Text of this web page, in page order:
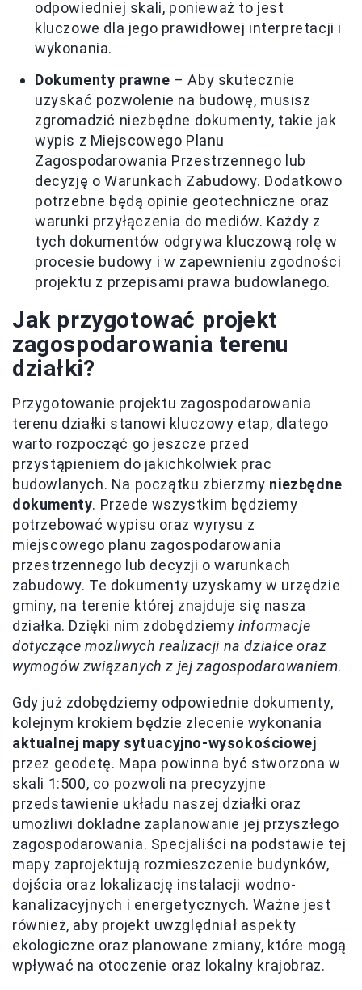
odpowiedniej skali, ponieważ to jest
kluczowe dla jego prawidłowej interpretacji i
wykonania.
Dokumenty prawne – Aby skutecznie
uzyskać pozwolenie na budowę, musisz
zgromadzić niezbędne dokumenty, takie jak
wypis z Miejscowego Planu
Zagospodarowania Przestrzennego lub
decyzję o Warunkach Zabudowy. Dodatkowo
potrzebne będą opinie geotechniczne oraz
warunki przyłączenia do mediów. Każdy z
tych dokumentów odgrywa kluczową rolę w
procesie budowy i w zapewnieniu zgodności
projektu z przepisami prawa budowlanego.
Jak przygotować projekt
zagospodarowania terenu
działki?
Przygotowanie projektu zagospodarowania
terenu działki stanowi kluczowy etap, dlatego
warto rozpocząć go jeszcze przed
przystąpieniem do jakichkolwiek prac
budowlanych. Na początku zbierzmy niezbędne
dokumenty. Przede wszystkim będziemy
potrzebować wypisu oraz wyrysu z
miejscowego planu zagospodarowania
przestrzennego lub decyzji o warunkach
zabudowy. Te dokumenty uzyskamy w urzędzie
gminy, na terenie której znajduje się nasza
działka. Dzięki nim zdobędziemyinformacje
dotyczące możliwych realizacji na działce oraz
wymogów związanych z jej zagospodarowaniem.
Gdy już zdobędziemy odpowiednie dokumenty,
kolejnym krokiem będzie zlecenie wykonania
aktualnej mapy sytuacyjno-wysokościowej
przez geodetę. Mapa powinna być stworzona w
skali 1:500, co pozwoli na precyzyjne
przedstawienie układu naszej działki oraz
umożliwi dokładne zaplanowanie jej przyszłego
zagospodarowania. Specjaliści na podstawie tej
mapy zaprojektują rozmieszczenie budynków,
dojścia oraz lokalizację instalacji wodno-
kanalizacyjnych i energetycznych. Ważne jest
również, aby projekt uwzględniał aspekty
ekologiczne oraz planowane zmiany, które mogą
wpływać na otoczenie oraz lokalny krajobraz.